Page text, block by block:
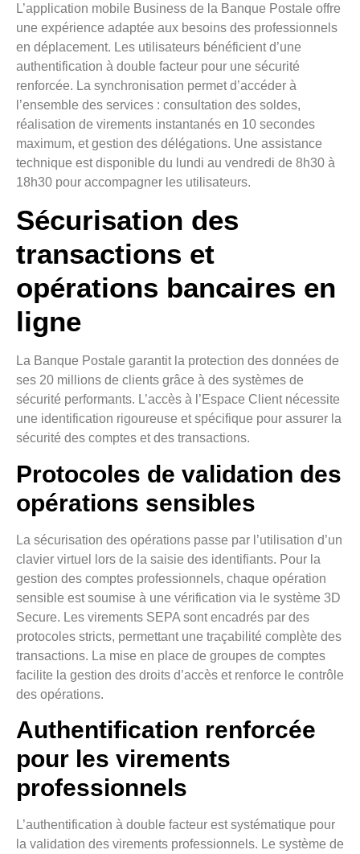
L’application mobile Business de la Banque Postale offre
une expérience adaptée aux besoins des professionnels
en déplacement. Les utilisateurs bénéficient d’une
authentification à double facteur pour une sécurité
renforcée. La synchronisation permet d’accéder à
l’ensemble des services : consultation des soldes,
réalisation de virements instantanés en 10 secondes
maximum, et gestion des délégations. Une assistance
technique est disponible du lundi au vendredi de 8h30 à
18h30 pour accompagner les utilisateurs.
Sécurisation des
transactions et
opérations bancaires en
ligne
La Banque Postale garantit la protection des données de
ses 20 millions de clients grâce à des systèmes de
sécurité performants. L’accès à l’Espace Client nécessite
une identification rigoureuse et spécifique pour assurer la
sécurité des comptes et des transactions.
Protocoles de validation des
opérations sensibles
La sécurisation des opérations passe par l’utilisation d’un
clavier virtuel lors de la saisie des identifiants. Pour la
gestion des comptes professionnels, chaque opération
sensible est soumise à une vérification via le système 3D
Secure. Les virements SEPA sont encadrés par des
protocoles stricts, permettant une traçabilité complète des
transactions. La mise en place de groupes de comptes
facilite la gestion des droits d’accès et renforce le contrôle
des opérations.
Authentification renforcée
pour les virements
professionnels
L’authentification à double facteur est systématique pour
la validation des virements professionnels. Le système de